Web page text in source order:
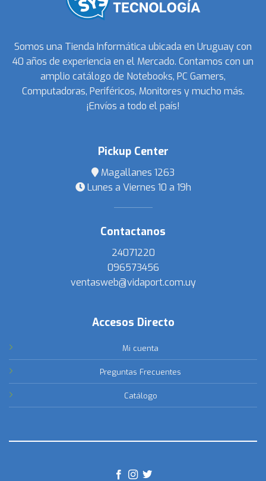
Somos una Tienda Informática ubicada en Uruguay con
40 años de experiencia en el Mercado. Contamos con un
amplio catálogo de Notebooks, PC Gamers,
Computadoras, Periféricos, Monitores y mucho más.
¡Envíos a todo el país!
Pickup Center
Magallanes 1263
Lunes a Viernes 10 a 19h
Contactanos
24071220
096573456
ventasweb@vidaport.com.uy
Accesos Directo
Mi cuenta
Preguntas Frecuentes
Catálogo